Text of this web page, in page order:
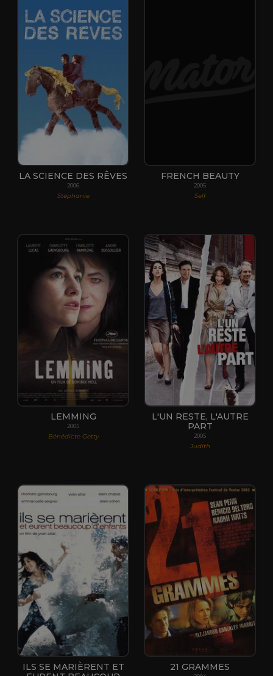
LA SCIENCE DES RÊVES
2006
Stéphanie
FRENCH BEAUTY
2005
Self
LEMMING
2005
Bénédicte Getty
L'UN RESTE, L'AUTRE
PART
2005
Judith
ILS SE MARIÈRENT ET
21 GRAMMES